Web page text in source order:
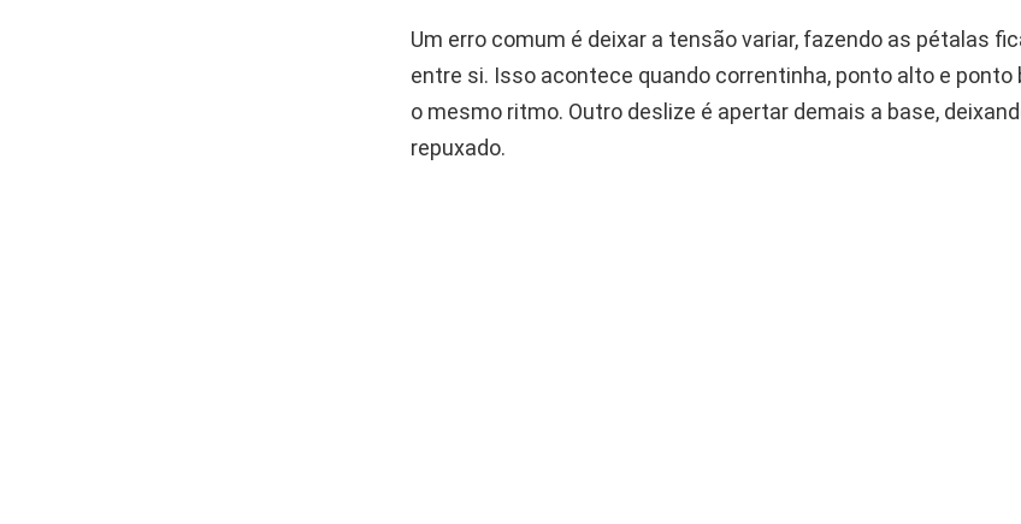
Um erro comum é deixar a tensão variar, fazendo as pétalas
entre si. Isso acontece quando correntinha, ponto alto e ponto
o mesmo ritmo. Outro deslize é apertar demais a base,
repuxado.